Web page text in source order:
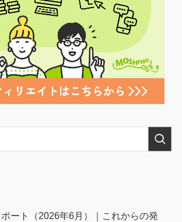
ート（2026年6月）｜これからの発